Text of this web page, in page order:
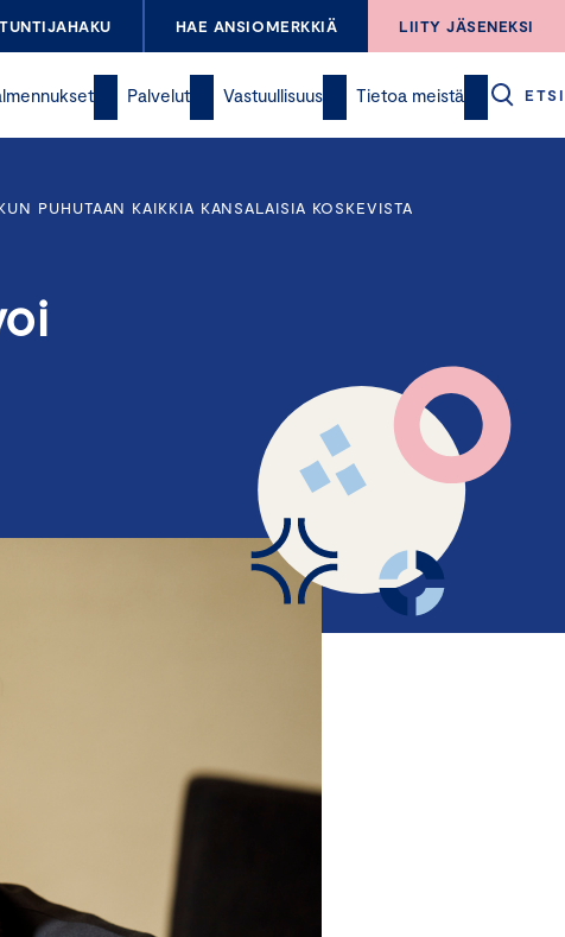
HAE ANSIOMERKKIÄ LIITY JÄSENEKSI
Palvelut Vastuullisuus Tietoa meistä ETSI
PUHUTAAN KAIKKIA KANSALAISIA KOSKEVISTA